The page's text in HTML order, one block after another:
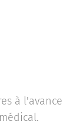
à l'avance